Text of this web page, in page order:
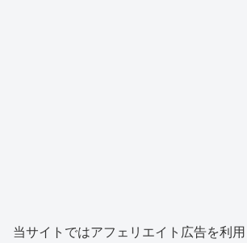
当サイトではアフェリエイト広告を利